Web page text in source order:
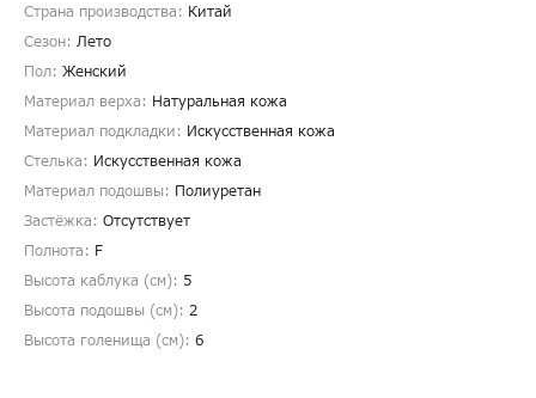
Страна производства: Китай
Сезон: Лето
Пол: Женский
Материал верха: Натуральная кожа
Материал подкладки: Искусственная кожа
Стелька: Искусственная кожа
Материал подошвы: Полиуретан
Застёжка: Отсутствует
Полнота: F
Высота каблука (см): 5
Высота подошвы (см): 2
Высота голенища (cм): 6